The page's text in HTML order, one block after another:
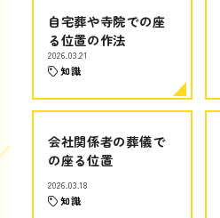
自宅葬や寺院での座
る位置の作法
2026.03.21
知識
会社関係者の葬儀で
の座る位置
2026.03.18
知識